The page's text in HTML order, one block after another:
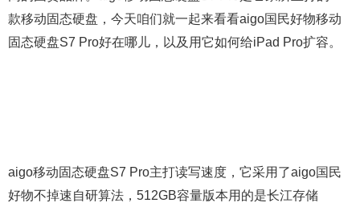
款移动固态硬盘，今天咱们就一起来看看aigo国民好物移动
固态硬盘S7 Pro好在哪儿，以及用它如何给iPad Pro扩容。
aigo移动固态硬盘S7 Pro主打读写速度，它采用了aigo国民
好物不掉速自研算法，512GB容量版本用的是长江存储